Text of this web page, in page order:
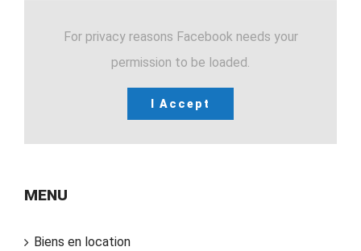
For privacy reasons Facebook needs your
permission to be loaded.
I Accept
MENU
Biens en location